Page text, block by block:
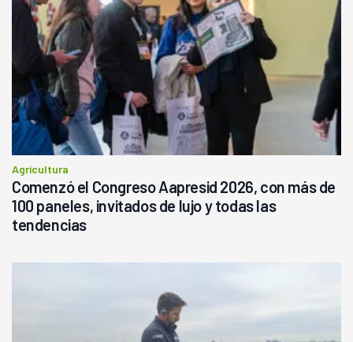
Agricultura
Comenzó el Congreso Aapresid 2026, con más de
100 paneles, invitados de lujo y todas las
tendencias